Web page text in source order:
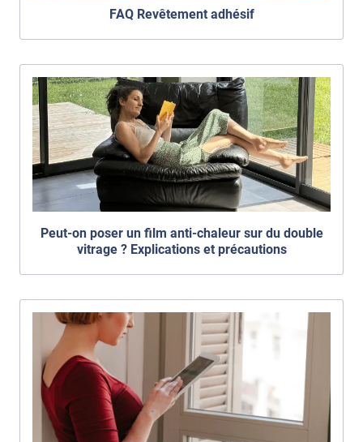
FAQ Revêtement adhésif
Peut-on poser un film anti-chaleur sur du double
vitrage ? Explications et précautions